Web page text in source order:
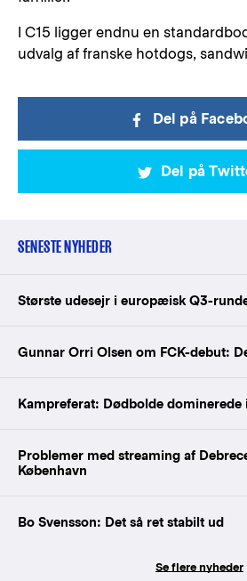
I C15 ligger endnu en
udvalg af franske hotdogs,
Del på
Del på
SENESTE NYHEDER
Største udesejr i europæisk Q3-
Gunnar Orri Olsen om FCK-debut:
Kampreferat: Dødbolde dominerede
Problemer med streaming af
København
Bo Svensson: Det så ret stabilt ud
Se flere nyheder